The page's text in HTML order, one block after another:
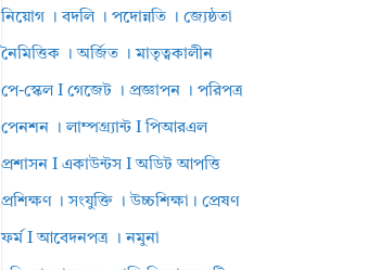
নিয়োগ । বদলি । পদোন্নতি । জ্যেষ্ঠতা
নৈমিত্তিক । অর্জিত । মাতৃত্বকালীন
পে-স্কেল I গেজেট । প্রজ্ঞাপন । পরিপত্র
পেনশন । লাম্পগ্র্যান্ট I পিআরএল
প্রশাসন I একাউন্টস I অডিট আপত্তি
প্রশিক্ষণ । সংযুক্তি । উচ্চশিক্ষা। প্রেষণ
ফর্ম I আবেদনপত্র । নমুনা